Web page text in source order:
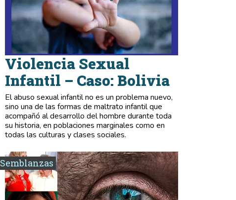
Violencia Sexual
Infantil – Caso: Bolivia
El abuso sexual infantil no es un problema nuevo,
sino una de las formas de maltrato infantil que
acompañó al desarrollo del hombre durante toda
su historia, en poblaciones marginales como en
todas las culturas y clases sociales.
Semblanzas